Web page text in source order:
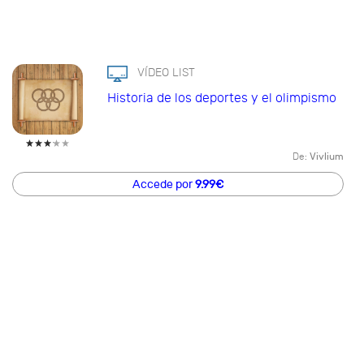
VÍDEO LIST
Historia de los deportes y el olimpismo
De: Vivlium
Accede por9.99€